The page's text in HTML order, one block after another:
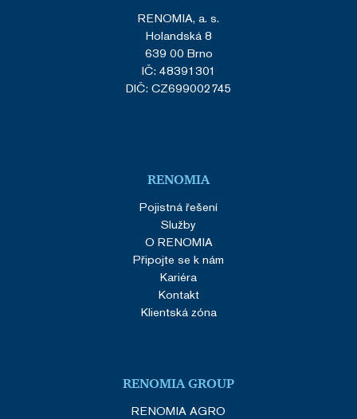
RENOMIA, a. s.
Holandská 8
639 00 Brno
IČ: 48391301
DIČ: CZ699002745
RENOMIA
Pojistná řešení
Služby
O RENOMIA
Připojte se k nám
Kariéra
Kontakt
Klientská zóna
RENOMIA GROUP
RENOMIA AGRO